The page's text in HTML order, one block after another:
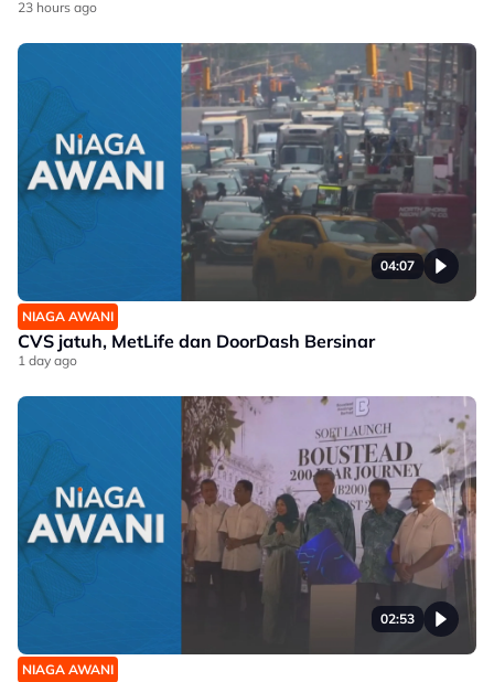
23 hours ago
04:07
NIAGA AWANI
CVS jatuh, MetLife dan DoorDash Bersinar
1 day ago
02:53
NIAGA AWANI